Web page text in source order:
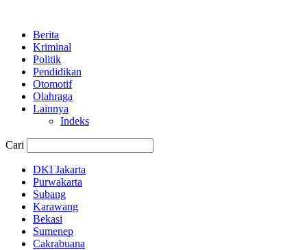
Berita
Kriminal
Politik
Pendidikan
Otomotif
Olahraga
Lainnya
Indeks
Cari
DKI Jakarta
Purwakarta
Subang
Karawang
Bekasi
Sumenep
Cakrabuana